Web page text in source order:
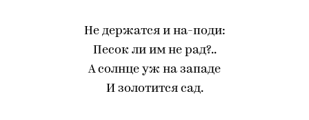
Не держатся и на-поди:
Песок ли им не рад?..
А солнце уж на западе
И золотится сад.